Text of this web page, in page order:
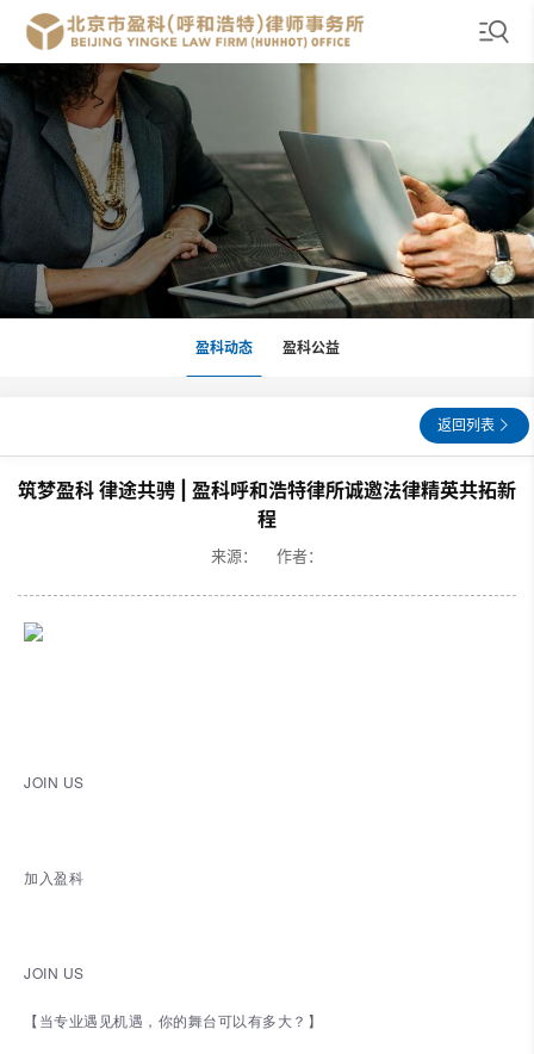
盈科动态 盈科公益
返回列表
筑梦盈科 律途共骋 | 盈科呼和浩特律所诚邀法律精英共拓新
程
来源： 作者：
JOIN US
加入盈科
JOIN US
【当专业遇见机遇，你的舞台可以有多大？】